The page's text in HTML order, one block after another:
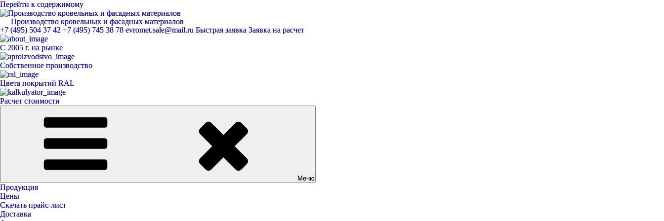
Перейти к содержимому
Производство кровельных и фасадных материалов
ЕвроМет
+7 (495) 504 37 42 +7 (495) 745 38 78 evromet.sale@mail.ru Быстрая заявка Заявка на расчет
С 2005 г. на рынке
Собственное производство
Цвета покрытий RAL
Расчет стоимости
Меню
Продукция
Цены
Скачать прайс-лист
Доставка